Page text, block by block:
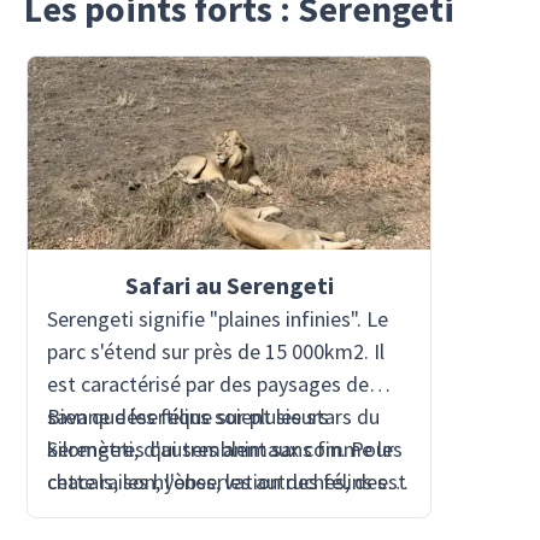
Safari au Serengeti
Serengeti signifie "plaines infinies". Le
parc s'étend sur près de 15 000km2. Il
est caractérisé par des paysages de
savane désertique sur plusieurs
kilomètres qui semblent sans fin. Pour
cette raison, l'observation des félins est
particulièrement adaptée. De nombreux
Bien que les félins soient les stars du
Serengeti, d'autres animaux comme les
chacals, les hyènes, les autruches, des
centaines de gazelles de différents